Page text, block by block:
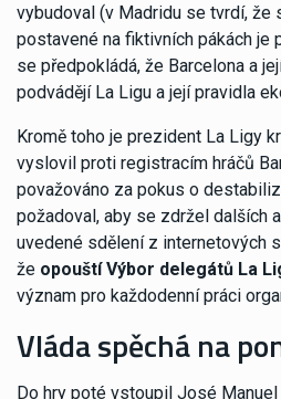
vybudoval (v Madridu se tvrdí, že
postavené na fiktivních pákách je
se předpokládá, že Barcelona a
podvádějí La Ligu a její pravidla
Kromě toho je prezident La Ligy
vyslovil proti registracím hráčů
považováno za pokus o
požadoval, aby se zdržel dalších
uvedené sdělení z internetových
že opouští Výbor delegátů La
význam pro každodenní práci
Vláda spěchá na
Do hry poté vstoupil José